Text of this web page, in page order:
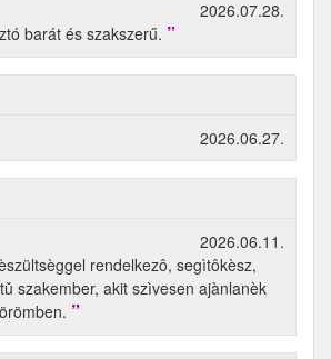
2026.07.28.
barát és szakszerű.
2026.06.27.
2026.06.11.
rendelkezô, segìtôkèsz,
szakember, akit szìvesen ajànlanèk